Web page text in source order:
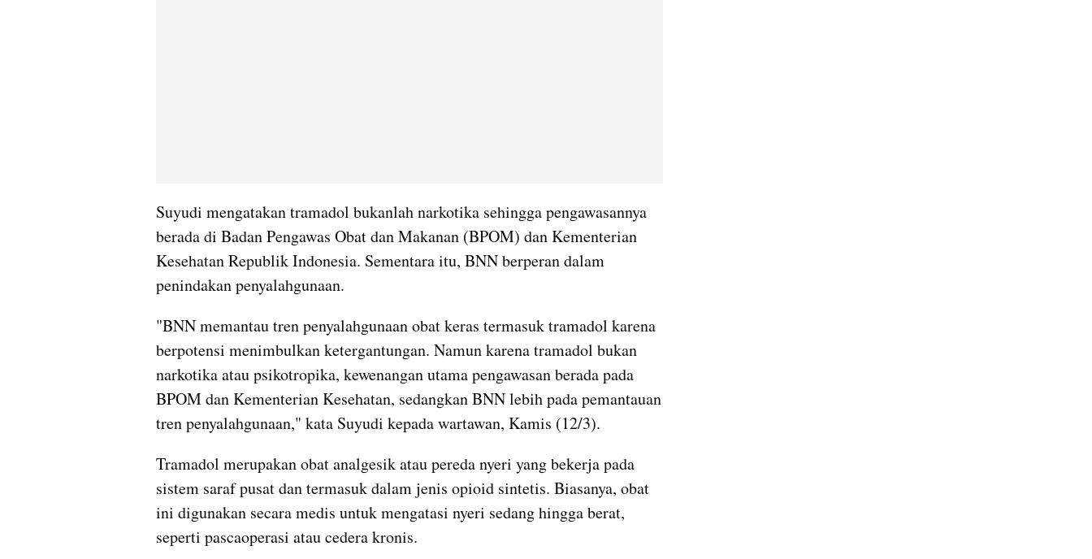
Suyudi mengatakan tramadol bukanlah narkotika sehingga pengawasannya
berada di Badan Pengawas Obat dan Makanan (BPOM) dan Kementerian
Kesehatan Republik Indonesia. Sementara itu, BNN berperan dalam
penindakan penyalahgunaan.
"BNN memantau tren penyalahgunaan obat keras termasuk tramadol karena
berpotensi menimbulkan ketergantungan. Namun karena tramadol bukan
narkotika atau psikotropika, kewenangan utama pengawasan berada pada
BPOM dan Kementerian Kesehatan, sedangkan BNN lebih pada pemantauan
tren penyalahgunaan," kata Suyudi kepada wartawan, Kamis (12/3).
Tramadol merupakan obat analgesik atau pereda nyeri yang bekerja pada
sistem saraf pusat dan termasuk dalam jenis opioid sintetis. Biasanya, obat
ini digunakan secara medis untuk mengatasi nyeri sedang hingga berat,
seperti pascaoperasi atau cedera kronis.